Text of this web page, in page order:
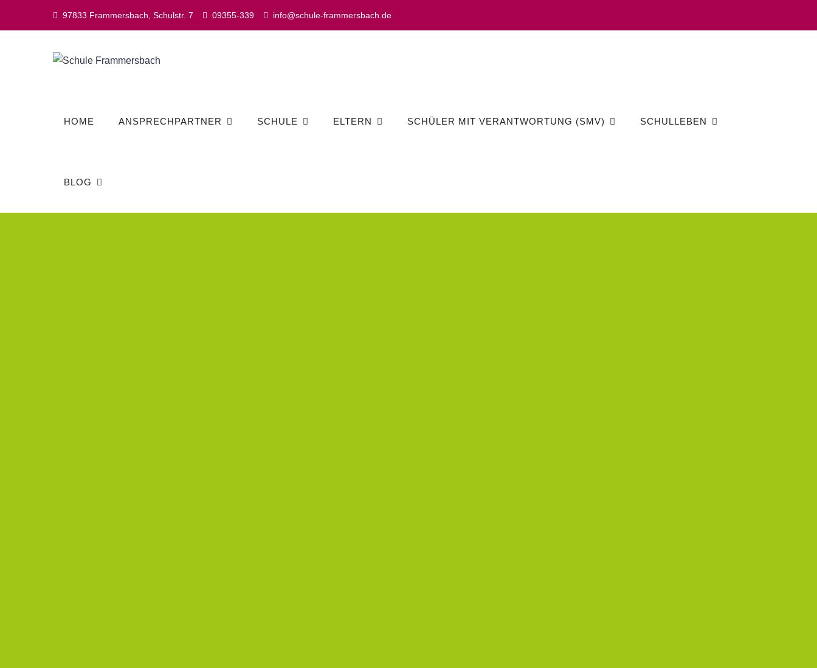
97833 Frammersbach, Schulstr. 7 09355-339 info@schule-frammersbach.de
HOME ANSPRECHPARTNER SCHULE ELTERN SCHÜLER MIT VERANTWORTUNG (SMV) SCHULLEBEN
BLOG